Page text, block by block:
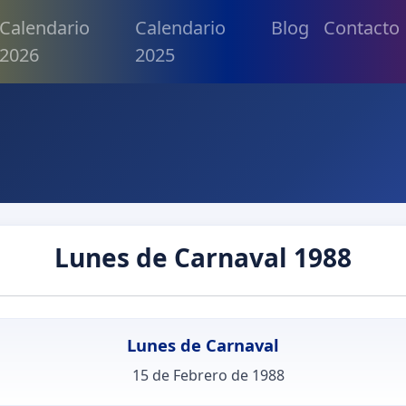
Calendario
2026
Calendario
2025
Blog Contacto
Lunes de Carnaval 1988
Lunes de Carnaval
15 de Febrero de 1988